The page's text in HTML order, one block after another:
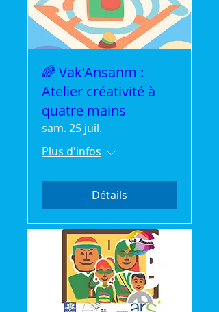
🌈 Vak'Ansanm :
Atelier créativité à
quatre mains
sam. 25 juil.
Plus d'infos
Détails